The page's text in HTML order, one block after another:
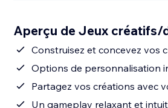
Aperçu de Jeux créatifs/
Construisez et concevez vos
Options de personnalisation
Partagez vos créations avec
Un gameplay relaxant et